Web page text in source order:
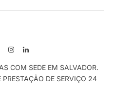
InstagramLinkedIn
COM SEDE EM SALVADOR.
DE SERVIÇO 24